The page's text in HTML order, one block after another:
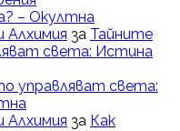
– Окултна
Алхимия за Тайните
света: Истина
управляват света:
Алхимия за Как